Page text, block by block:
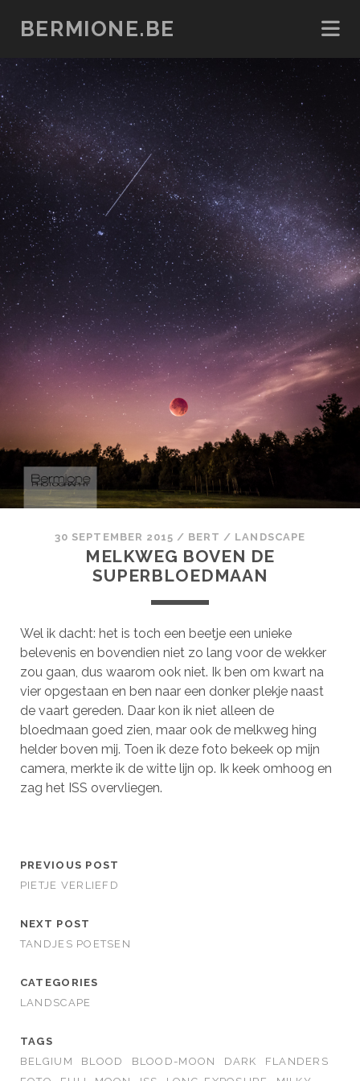
BERMIONE.BE
30 SEPTEMBER 2015 / BERT / LANDSCAPE
MELKWEG BOVEN DE
SUPERBLOEDMAAN
Wel ik dacht: het is toch een beetje een unieke
belevenis en bovendien niet zo lang voor de wekker
zou gaan, dus waarom ook niet. Ik ben om kwart na
vier opgestaan en ben naar een donker plekje naast
de vaart gereden. Daar kon ik niet alleen de
bloedmaan goed zien, maar ook de melkweg hing
helder boven mij. Toen ik deze foto bekeek op mijn
camera, merkte ik de witte lijn op. Ik keek omhoog en
zag het ISS overvliegen.
PREVIOUS POST
PIETJE VERLIEFD
NEXT POST
TANDJES POETSEN
CATEGORIES
LANDSCAPE
TAGS
BELGIUM
BLOOD BLOOD-MOON DARK
FLANDERS